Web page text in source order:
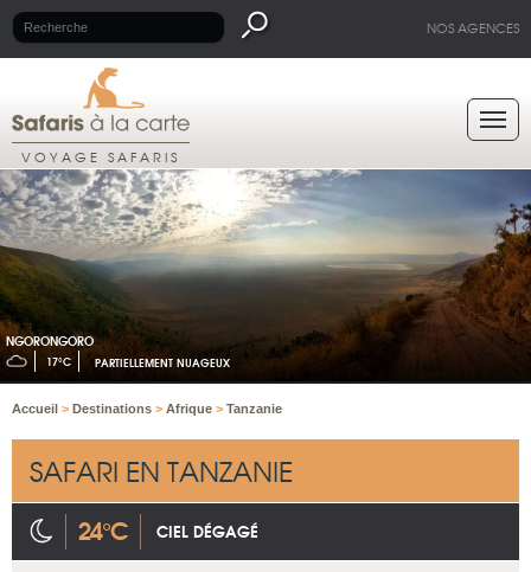
NOS AGENCES
VOYAGE SAFARIS
NGORONGORO
17°C PARTIELLEMENT NUAGEUX
Accueil > Destinations > Afrique > Tanzanie
SAFARI EN TANZANIE
24°C CIEL DÉGAGÉ